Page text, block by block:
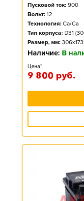
Пусковой ток: 900
Вольт: 12
Технология: Ca/Ca
Тип корпуса: D31
Размер, мм:
Наличие: В
Цена*
9 800 руб.